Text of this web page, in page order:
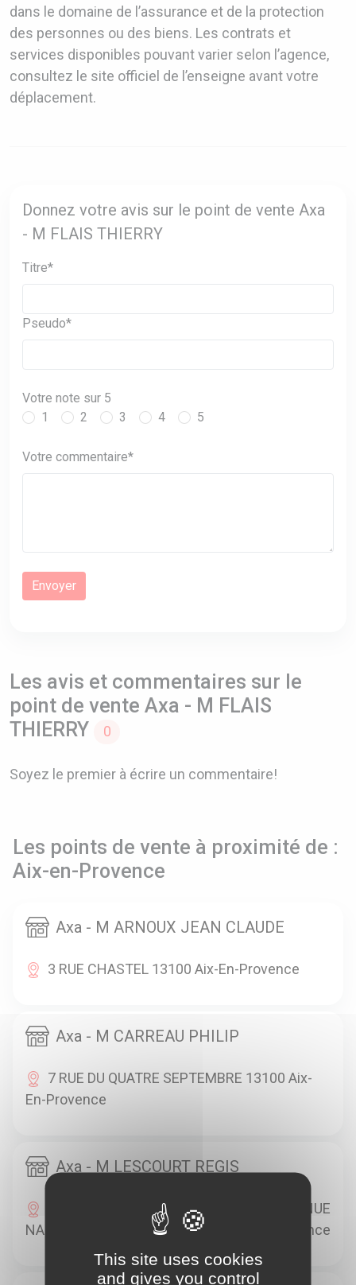
dans le domaine de l’assurance et de la protection
des personnes ou des biens. Les contrats et
services disponibles pouvant varier selon l’agence,
consultez le site officiel de l’enseigne avant votre
déplacement.
Donnez votre avis sur le point de vente Axa
- M FLAIS THIERRY
Titre*
Pseudo*
Votre note sur 5
1
2 3 4 5
Votre commentaire*
Les avis et commentaires sur le
point de vente Axa - M FLAIS
THIERRY
0
Soyez le premier à écrire un commentaire!
Les points de vente à proximité de :
Aix-en-Provence
Axa - M ARNOUX JEAN CLAUDE
3 RUE CHASTEL 13100 Aix-En-Provence
Axa - M CARREAU PHILIP
7 RUE DU QUATRE SEPTEMBRE 13100 Aix-
En-Provence
Axa - M LESCOURT REGIS
RESIDENCE VENDOME ROTONDE 90 AVENUE
NAPOLEON BONAPARTE 13100 Aix-En-Provence
This site uses cookies
and gives you control